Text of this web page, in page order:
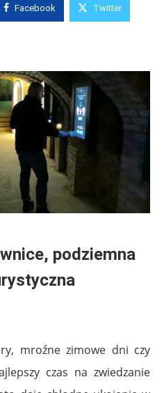
Facebook Twitter
podziemna
mroźne zimowe dni czy
czas na zwiedzanie